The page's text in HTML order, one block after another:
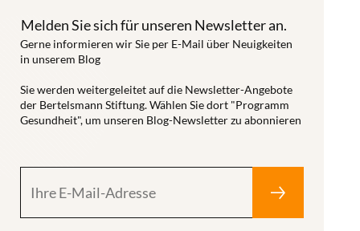
Melden Sie sich für unseren Newsletter an.
Gerne informieren wir Sie per E-Mail über Neuigkeiten
in unserem Blog
Sie werden weitergeleitet auf die Newsletter-Angebote
der Bertelsmann Stiftung. Wählen Sie dort "Programm
Gesundheit", um unseren Blog-Newsletter zu abonnieren